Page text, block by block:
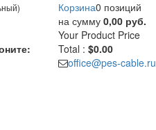
Корзина0 позиций
на сумму 0,00 руб.
Your Product Price
Total : $0.00
office@pes-cable.ru